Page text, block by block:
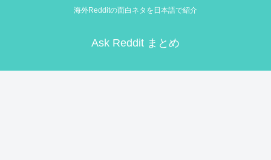
海外Redditの面白ネタを日本語で紹介
Ask Reddit まとめ